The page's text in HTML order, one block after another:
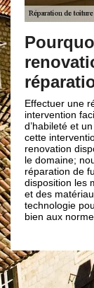
pour
vos
fuite de
de fuite de
effet, cela
de savoir-faire
entreprise de
plusieurs années
nous occuper
D’ailleurs,
matériels : des
qui sont à la
fournir des
solide et